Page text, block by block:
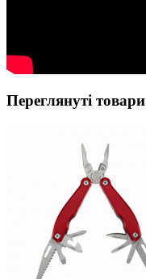
Переглянуті товари